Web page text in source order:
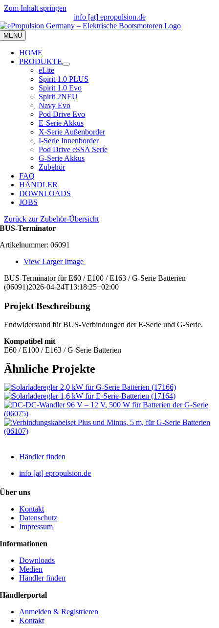
Zum Inhalt springen
info [at] epropulsion.de
MENU
HOME
PRODUKTE
eLite
Spirit 1.0 PLUS
Spirit 1.0 Evo
Spirit 2NEU
Navy Evo
Pod Drive Evo
E-Serie Akkus
X-Serie Außenborder
I-Serie Innenborder
Pod Drive eSSA Serie
G-Serie Akkus
Zubehör
FAQ
HÄNDLER
DOWNLOADS
JOBS
Zurück zur Zubehör-Übersicht
BUS-Terminator
Artikelnummer: 06091
View Larger Image
BUS-Terminator für E60 / E100 / E163 / G-Serie Batterien
(06091)2026-04-24T13:18:25+02:00
Projekt Beschreibung
Endwiderstand für BUS-Verbindungen der E-Serie und G-Serie.
Kompatibel mit
E60 / E100 / E163 / G-Serie Batterien
Ähnliche Projekte
Händler finden
info [at] epropulsion.de
Über uns
Kontakt
Datenschutz
Impressum
Informationen
Downloads
Medien
Händler finden
Händlerportal
Anmelden & Registrieren
Kontakt